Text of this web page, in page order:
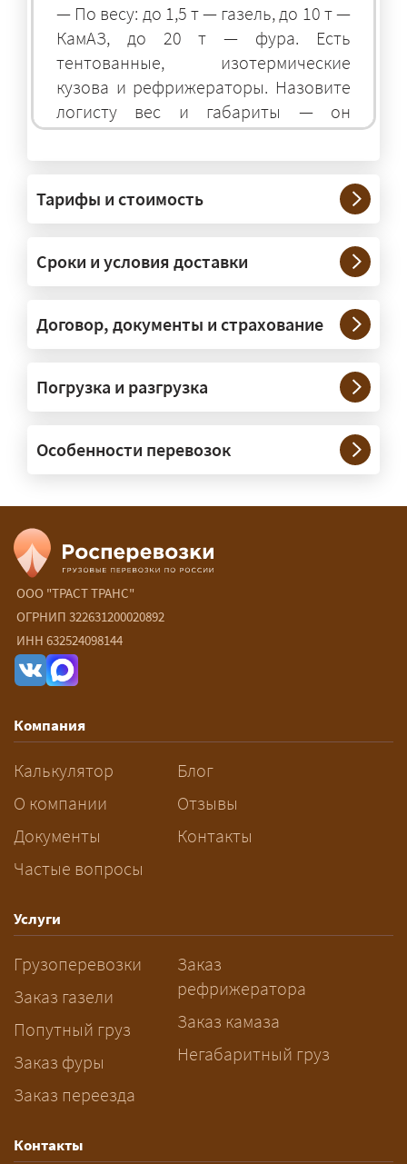
— По весу: до 1,5 т — газель, до 10 т —
КамАЗ, до 20 т — фура. Есть
тентованные, изотермические
кузова и рефрижераторы. Назовите
логисту вес и габариты — он
подберёт оптимальный транспорт.
— Штатно — от 100 кг до 20 тонн.
Мелкие партии едут догрузом,
крупные — отдельной машиной.
Тяжеловесы 30–90 т организуем
через проверенных партнёров.
России?
межгородних перевозках по всей
России (от 100 км). Груз едет от
адреса до адреса на одной машине,
Калининград и Крым берём грузы от
500 кг.
Есть ли сборные и попутные
перевозки?
— Да, для небольших грузов это
км: ваш груз едет в машине,
следующей по маршруту, а вы
платите только за своё место. Сроки
при этом дольше, чем у отдельной
машины.
Как заказать грузоперевозку?
— Оставьте заявку с маршрутом,
датой и параметрами груза — логист
рассчитает стоимость за 5–10 минут
и подберёт машину. Все условия и
цена фиксируются в договоре;
оплата после доставки, перед
выгрузкой.
Тарифы и стоимость
Сроки и условия доставки
Договор, документы и страхование
Погрузка и разгрузка
Особенности перевозок
ООО "ТРАСТ ТРАНС"
ОГРНИП 322631200020892
ИНН 632524098144
Компания
Калькулятор
О компании
Документы
Частые вопросы
Блог
Отзывы
Контакты
Услуги
Грузоперевозки
Заказ газели
Попутный груз
Заказ фуры
Заказ переезда
Заказ
рефрижератора
Заказ камаза
Негабаритный груз
Контакты